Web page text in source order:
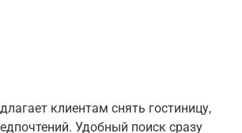
клиентам снять гостиницу,
Удобный поиск сразу